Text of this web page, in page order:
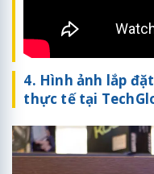
4. Hình ảnh lắp
thực tế tại